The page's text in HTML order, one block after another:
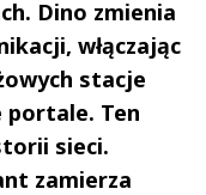
Dino zmienia
włączając
stacje
Ten
sieci.
zamierza